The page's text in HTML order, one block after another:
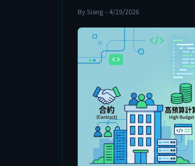
By Siang - 4/19/2026